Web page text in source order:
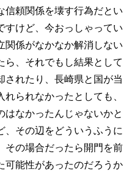
信頼関係を壊す行為だとい
すけど、今おっしゃってい
関係がなかなか解消しない
ら、それでもし結果として
されたり、長崎県と国が当
られなかったとしても、
はなかったんじゃないかと
、その辺をどういうふうに
その場合だったら開門を前
可能性があったのだろうか